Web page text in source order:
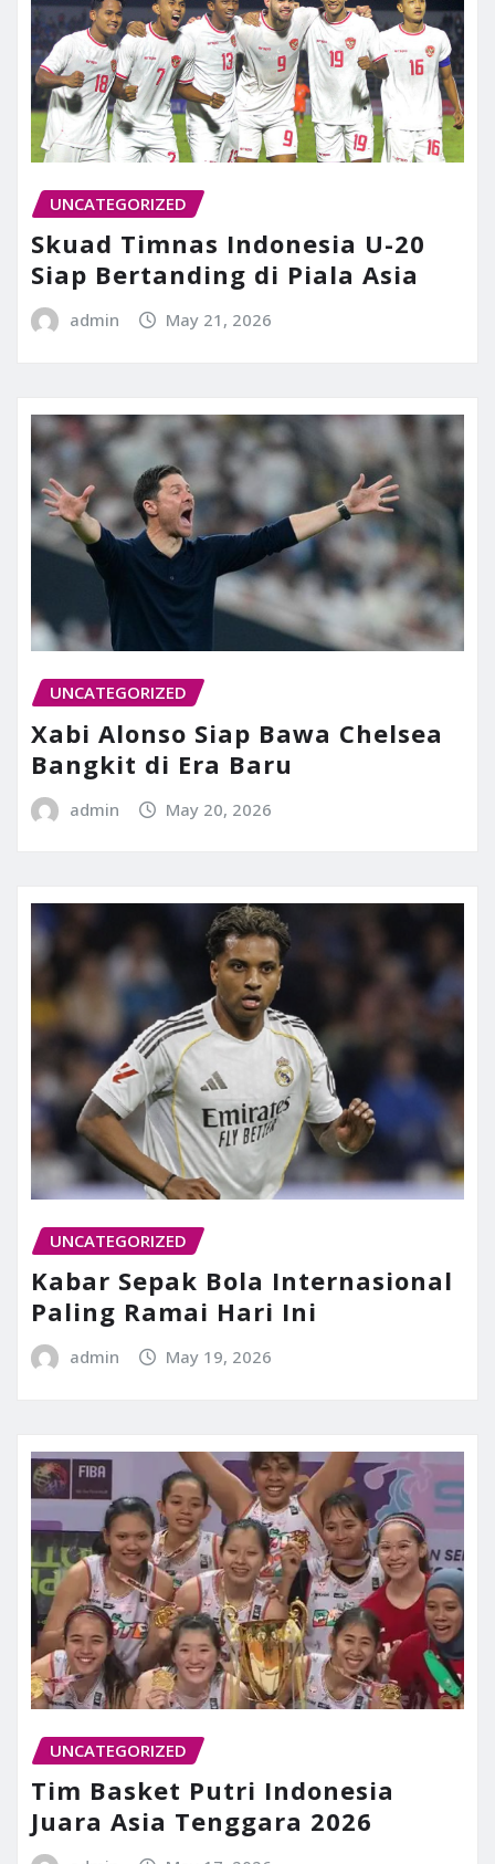
UNCATEGORIZED
Skuad Timnas Indonesia U-20
Siap Bertanding di Piala Asia
admin May 21, 2026
UNCATEGORIZED
Xabi Alonso Siap Bawa Chelsea
Bangkit di Era Baru
admin May 20, 2026
UNCATEGORIZED
Kabar Sepak Bola Internasional
Paling Ramai Hari Ini
admin May 19, 2026
UNCATEGORIZED
Tim Basket Putri Indonesia
Juara Asia Tenggara 2026